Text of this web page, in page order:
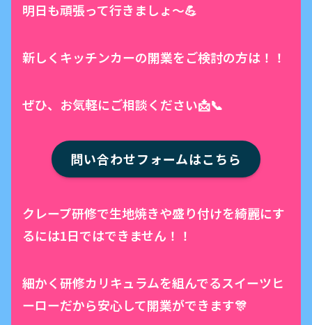
明日も頑張って行きましょ〜💪
新しくキッチンカーの開業をご検討の方は！！
ぜひ、お気軽にご相談ください📩📞
問い合わせフォームはこちら
クレープ研修で生地焼きや盛り付けを綺麗にす
るには1日ではできません！！
細かく研修カリキュラムを組んでるスイーツヒ
ーローだから安心して開業ができます🎊